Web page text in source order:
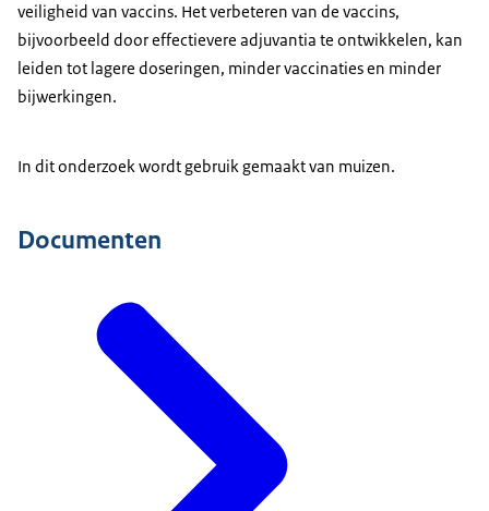
veiligheid van vaccins. Het verbeteren van de vaccins,
bijvoorbeeld door effectievere adjuvantia te ontwikkelen, kan
leiden tot lagere doseringen, minder vaccinaties en minder
bijwerkingen.
In dit onderzoek wordt gebruik gemaakt van muizen.
Documenten